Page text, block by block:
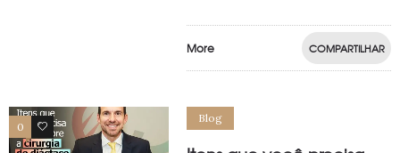
More COMPARTILHAR
0 0
Blog